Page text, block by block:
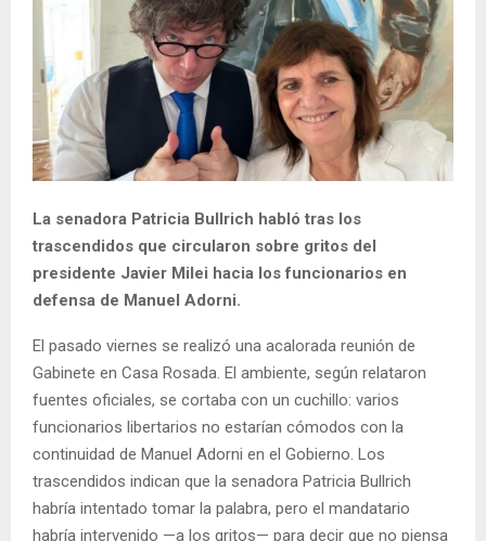
La senadora Patricia Bullrich habló tras los
trascendidos que circularon sobre gritos del
presidente Javier Milei hacia los funcionarios en
defensa de Manuel Adorni.
El pasado viernes se realizó una acalorada reunión de
Gabinete en Casa Rosada. El ambiente, según relataron
fuentes oficiales, se cortaba con un cuchillo: varios
funcionarios libertarios no estarían cómodos con la
continuidad de Manuel Adorni en el Gobierno. Los
trascendidos indican que la senadora Patricia Bullrich
habría intentado tomar la palabra, pero el mandatario
habría intervenido —a los gritos— para decir que no piensa